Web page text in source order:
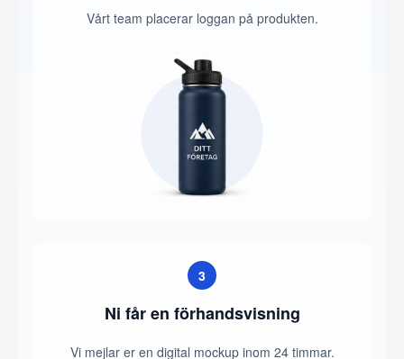
Vårt team placerar loggan på produkten.
3
Ni får en förhandsvisning
Vi mejlar er en digital mockup inom 24 timmar.